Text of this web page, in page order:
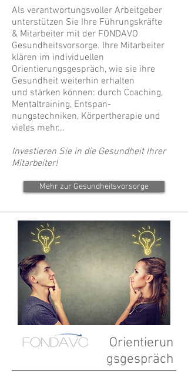
Als verantwortungsvoller Arbeitgeber
unterstützen Sie Ihre Führungskräfte
& Mitarbeiter mit der FONDAVO
Gesundheitsvorsorge. Ihre Mitarbeiter
klären im individuellen
Orientierungsgespräch, wie sie ihre
Gesundheit weiterhin erhalten
und stärken können: durch Coaching,
Mentaltraining, Entspan-
nungstechniken, Körpertherapie und
vieles mehr...
Investieren Sie in die Gesundheit Ihrer
Mitarbeiter!
Mehr zur Gesundheitsvorsorge
Orientierun
gsgespräch